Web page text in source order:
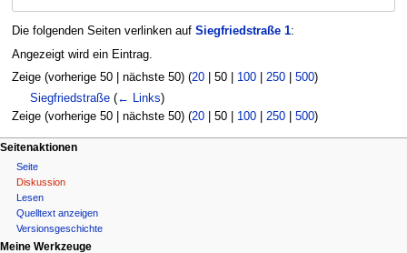
Die folgenden Seiten verlinken auf Siegfriedstraße 1:
Angezeigt wird ein Eintrag.
Zeige (vorherige 50| nächste 50) (20| 50| 100| 250| 500)
Siegfriedstraße (← Links)
Zeige (vorherige 50| nächste 50) (20| 50| 100| 250| 500)
N
Seitenaktionen
Seite
Diskussion
Lesen
Quelltext anzeigen
Versionsgeschichte
Meine Werkzeuge